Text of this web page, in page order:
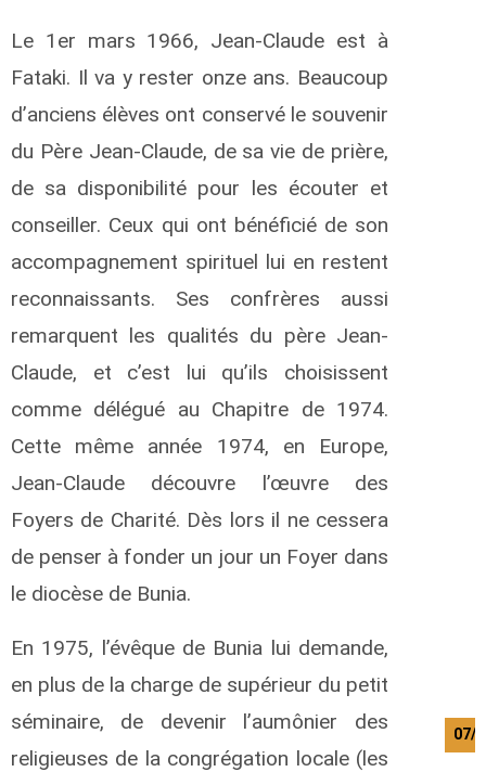
Le 1er mars 1966, Jean-Claude est à
Fataki. Il va y rester onze ans. Beaucoup
d’anciens élèves ont conservé le souvenir
du Père Jean-Claude, de sa vie de prière,
de sa disponibilité pour les écouter et
conseiller. Ceux qui ont bénéficié de son
accompagnement spirituel lui en restent
reconnaissants. Ses confrères aussi
remarquent les qualités du père Jean-
Claude, et c’est lui qu’ils choisissent
comme délégué au Chapitre de 1974.
Cette même année 1974, en Europe,
Jean-Claude découvre l’œuvre des
Foyers de Charité. Dès lors il ne cessera
de penser à fonder un jour un Foyer dans
le diocèse de Bunia.
En 1975, l’évêque de Bunia lui demande,
en plus de la charge de supérieur du petit
séminaire, de devenir l’aumônier des
religieuses de la congrégation locale (les
07/